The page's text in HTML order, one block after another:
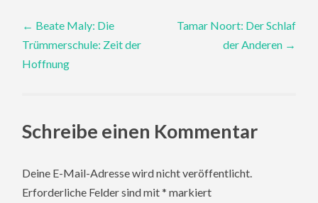
Post
navigation
← Beate Maly: Die
Trümmerschule: Zeit der
Hoffnung
Tamar Noort: Der Schlaf
der Anderen →
Schreibe einen Kommentar
Deine E-Mail-Adresse wird nicht veröffentlicht.
Erforderliche Felder sind mit* markiert